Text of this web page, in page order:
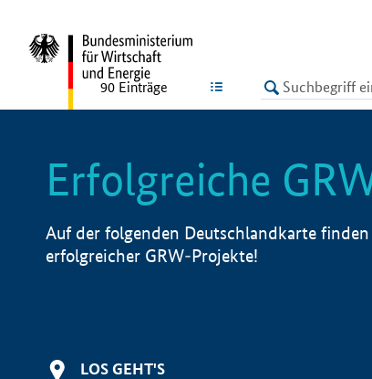
LISTE
90 Einträge
Erfolgreiche
Auf der folgenden Deutschlandkarte
erfolgreicher GRW-Projekte!
LOS GEHT'S